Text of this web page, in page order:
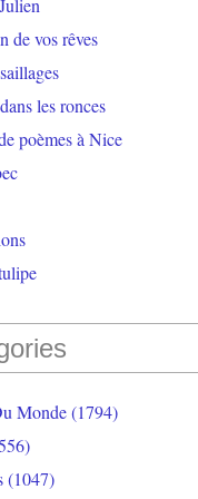
de vos rêves
les ronces
poèmes à Nice
Monde(1794)
(1047)